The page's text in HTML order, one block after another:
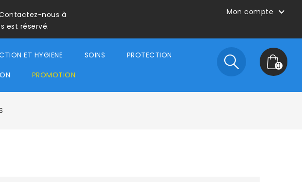
nous à
est réservé.
Mon compte 
0
ET HYGIENE SOINS PROTECTION
PROMOTION